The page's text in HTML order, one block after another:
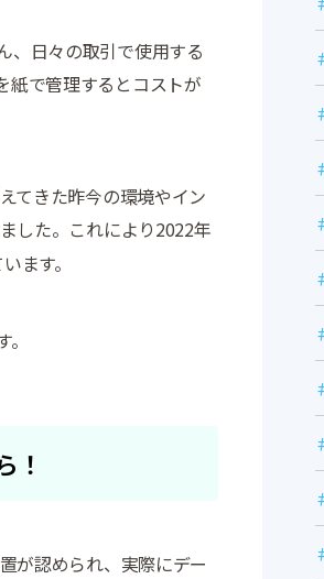
、日々の取引で使用する
紙で管理するとコストが
てきた昨今の環境やイン
した。これにより2022年
ます。
！
が認められ、実際にデー